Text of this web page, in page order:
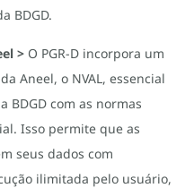
BDGD.
> O PGR-D incorpora um
Aneel, o NVAL, essencial
BDGD com as normas
Isso permite que as
seus dados com
ilimitada pelo usuário,